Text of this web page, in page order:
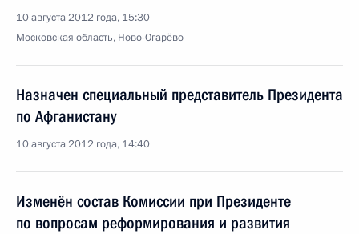
10 августа 2012 года, 15:30
Московская область, Ново-Огарёво
Назначен специальный представитель Президента
по Афганистану
10 августа 2012 года, 14:40
Изменён состав Комиссии при Президенте
по вопросам реформирования и развития